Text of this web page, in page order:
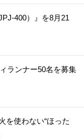
400）』を8月21
ランナー50名を募集
を使わない“ほった